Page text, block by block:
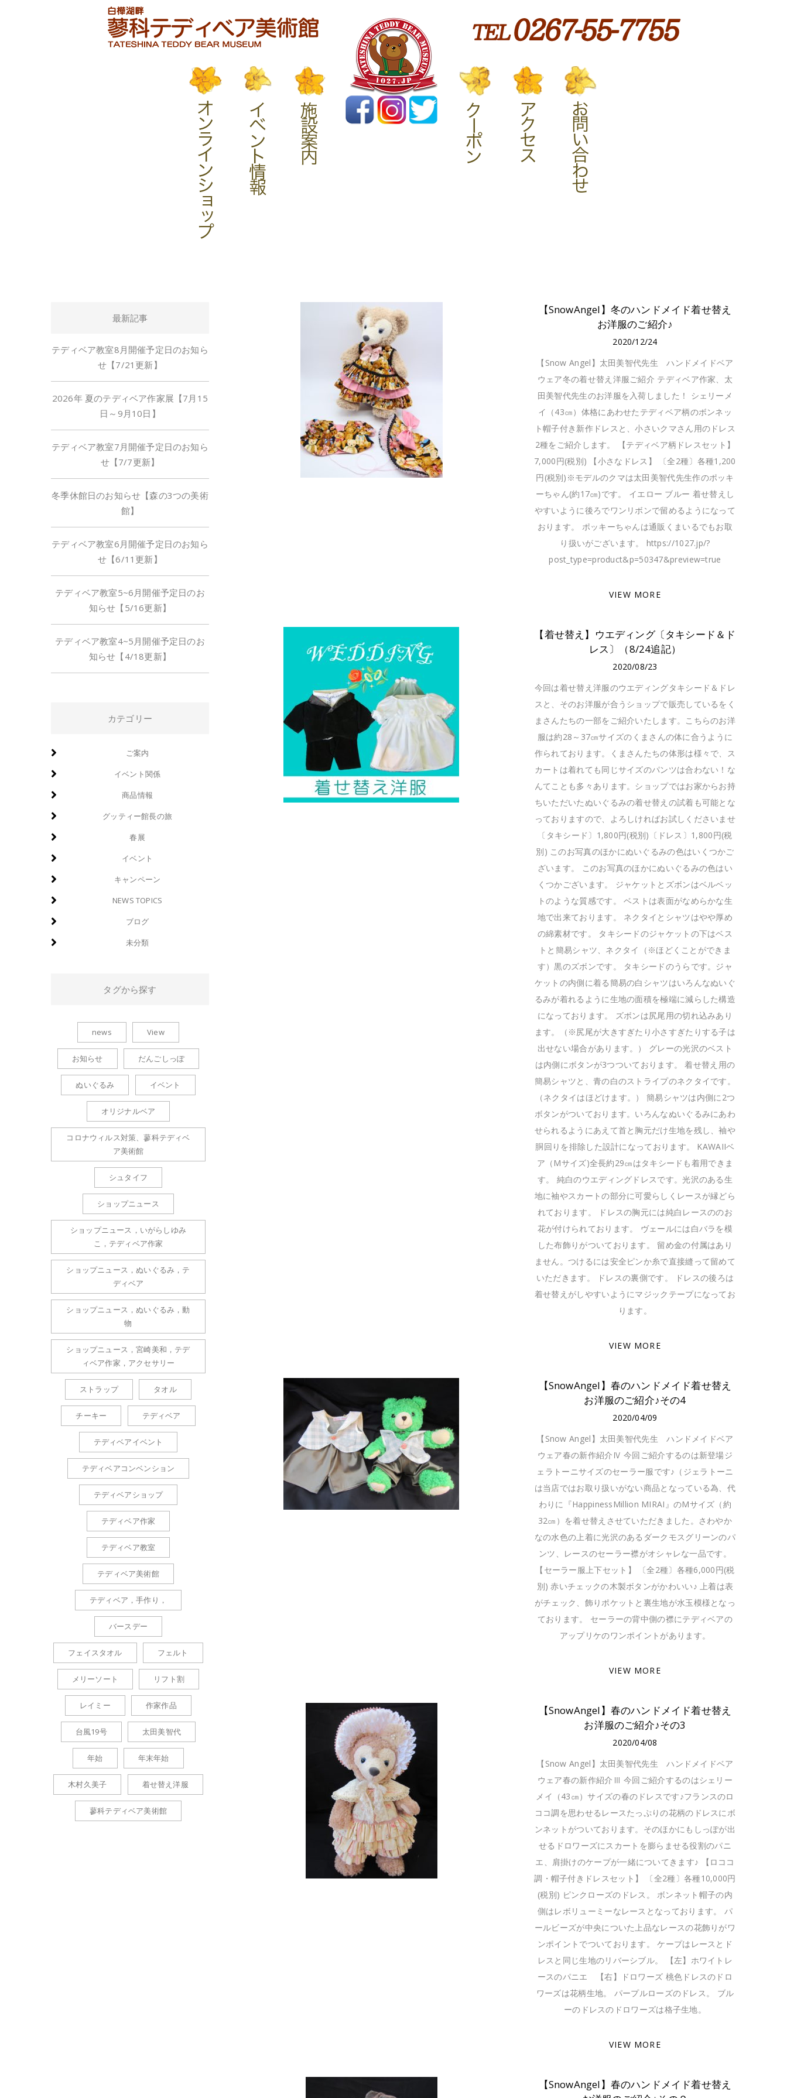
最新記事
テディベア教室8月開催予定日のお知ら
せ【7/21更新】
2026年 夏のテディベア作家展【7月15
日～9月10日】
テディベア教室7月開催予定日のお知ら
せ【7/7更新】
冬季休館日のお知らせ【森の3つの美術
館】
テディベア教室6月開催予定日のお知ら
せ【6/11更新】
テディベア教室5~6月開催予定日のお
知らせ【5/16更新】
テディベア教室4~5月開催予定日のお
知らせ【4/18更新】
カテゴリー
ご案内
イベント関係
商品情報
グッティー館長の旅
春展
イベント
キャンペーン
NEWS TOPICS
ブログ
未分類
タグから探す
news View
お知らせ だんごしっぽ
ぬいぐるみ イベント
オリジナルベア
コロナウィルス対策、蓼科テディベ
ア美術館
シュタイフ
ショップニュース
ショップニュース，いがらしゆみ
こ，テディベア作家
ショップニュース，ぬいぐるみ，テ
ディベア
ショップニュース，ぬいぐるみ，動
物
ショップニュース，宮崎美和，テデ
ィベア作家，アクセサリー
ストラップ タオル
チーキー テディベア
テディベアイベント
テディベアコンベンション
テディベアショップ
テディベア作家
テディベア教室
テディベア美術館
テディベア，手作り，
バースデー
フェイスタオル フェルト
メリーソート リフト割
レイミー 作家作品
台風19号 太田美智代
年始 年末年始
木村久美子 着せ替え洋服
蓼科テディベア美術館
【SnowAngel】冬のハンドメイド着せ替え
お洋服のご紹介♪
2020/12/24
【Snow Angel】太田美智代先生 ハンドメイドベア
ウェア冬の着せ替え洋服ご紹介 テディベア作家、太
田美智代先生のお洋服を入荷しました！ シェリーメ
イ（43㎝）体格にあわせたテディベア柄のボンネッ
ト帽子付き新作ドレスと、小さいクマさん用のドレス
2種をご紹介します。 【テディベア柄ドレスセット】
7,000円(税別) 【小さなドレス】 〔全2種〕各種1,200
円(税別)※モデルのクマは太田美智代先生作のポッキ
ーちゃん(約17㎝)です。 イエロー ブルー 着せ替えし
やすいように後ろでワンリボンで留めるようになって
おります。 ポッキーちゃんは通販くまいるでもお取
り扱いがございます。 https://1027.jp/?
post_type=product&p=50347&preview=true
VIEW MORE
【着せ替え】ウエディング〔タキシード＆ド
レス〕（8/24追記）
2020/08/23
今回は着せ替え洋服のウエディングタキシード＆ドレ
スと、そのお洋服が合うショップで販売しているをく
まさんたちの一部をご紹介いたします。こちらのお洋
服は約28～37㎝サイズのくまさんの体に合うように
作られております。くまさんたちの体形は様々で、ス
カートは着れても同じサイズのパンツは合わない！な
んてことも多々あります。ショップではお家からお持
ちいただいたぬいぐるみの着せ替えの試着も可能とな
っておりますので、よろしければお試しくださいませ
〔タキシード〕1,800円(税別)〔ドレス〕1,800円(税
別) このお写真のほかにぬいぐるみの色はいくつかご
ざいます。 このお写真のほかにぬいぐるみの色はい
くつかございます。 ジャケットとズボンはベルベッ
トのような質感です。 ベストは表面がなめらかな生
地で出来ております。 ネクタイとシャツはやや厚め
の綿素材です。 タキシードのジャケットの下はベス
トと簡易シャツ、ネクタイ（※ほどくことができま
す）黒のズボンです。 タキシードのうらです。ジャ
ケットの内側に着る簡易の白シャツはいろんなぬいぐ
るみが着れるように生地の面積を極端に減らした構造
になっております。 ズボンは尻尾用の切れ込みあり
ます。（※尻尾が大きすぎたり小さすぎたりする子は
出せない場合があります。） グレーの光沢のベスト
は内側にボタンが3つついております。 着せ替え用の
簡易シャツと、青の白のストライプのネクタイです。
（ネクタイはほどけます。） 簡易シャツは内側に2つ
ボタンがついております。いろんなぬいぐるみにあわ
せられるようにあえて首と胸元だけ生地を残し、袖や
胴回りを排除した設計になっております。 KAWAIIベ
ア（Mサイズ)全長約29㎝はタキシードも着用できま
す。 純白のウエディングドレスです。光沢のある生
地に袖やスカートの部分に可愛らしくレースが縁どら
れております。 ドレスの胸元には純白レースののお
花が付けられております。 ヴェールには白バラを模
した布飾りがついております。 留め金の付属はあり
ません。つけるには安全ピンか糸で直接縫って留めて
いただきます。 ドレスの裏側です。 ドレスの後ろは
着せ替えがしやすいようにマジックテープになってお
ります。
VIEW MORE
【SnowAngel】春のハンドメイド着せ替え
お洋服のご紹介♪その4
2020/04/09
【Snow Angel】太田美智代先生 ハンドメイドベア
ウェア春の新作紹介Ⅳ 今回ご紹介するのは新登場ジ
ェラトーニサイズのセーラー服です♪（ジェラトーニ
は当店ではお取り扱いがない商品となっている為、代
わりに『HappinessMillion MIRAI』のMサイズ（約
32㎝）を着せ替えさせていただきました。さわやか
なの水色の上着に光沢のあるダークモスグリーンのパ
ンツ、レースのセーラー襟がオシャレな一品です。
【セーラー服上下セット】 〔全2種〕各種6,000円(税
別) 赤いチェックの木製ボタンがかわいい♪ 上着は表
がチェック、飾りポケットと裏生地が水玉模様となっ
ております。 セーラーの背中側の襟にテディベアの
アップリケのワンポイントがあります。
VIEW MORE
【SnowAngel】春のハンドメイド着せ替え
お洋服のご紹介♪その3
2020/04/08
【Snow Angel】太田美智代先生 ハンドメイドベア
ウェア春の新作紹介Ⅲ 今回ご紹介するのはシェリー
メイ（43㎝）サイズの春のドレスです♪フランスのロ
ココ調を思わせるレースたっぷりの花柄のドレスにボ
ンネットがついております。そのほかにもしっぽが出
せるドロワーズにスカートを膨らませる役割のパニ
エ、肩掛けのケープが一緒についてきます♪ 【ロココ
調・帽子付きドレスセット】 〔全2種〕各種10,000円
(税別) ピンクローズのドレス。 ボンネット帽子の内
側はレボリューミーなレースとなっております。 パ
ールビーズが中央についた上品なレースの花飾りがワ
ンポイントでついております。 ケープはレースとド
レスと同じ生地のリバーシブル。 【左】ホワイトレ
ースのパニエ 【右】ドロワーズ 桃色ドレスのドロ
ワーズは花柄生地。 パープルローズのドレス。 ブル
ーのドレスのドロワーズは格子生地。
VIEW MORE
【SnowAngel】春のハンドメイド着せ替え